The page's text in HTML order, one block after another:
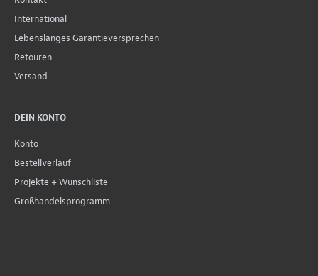
International
Lebenslanges Garantieversprechen
Retouren
Versand
DEIN KONTO
Konto
Bestellverlauf
Projekte + Wunschliste
Großhandelsprogramm